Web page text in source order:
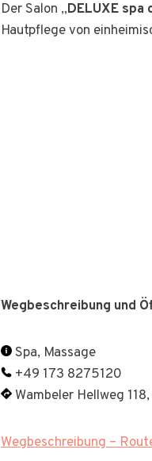
Der Salon „DELUXE spa
Hautpflege von
Wegbeschreibung und
Spa, Massage
+49 173 8275120
Wambeler Hellweg
Wegbeschreibung –